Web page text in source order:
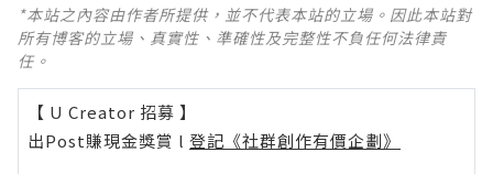
*本站之內容由作者所提供，並不代表本站的立場。因此本站對
所有博客的立場、真實性、準確性及完整性不負任何法律責
任。
【 U Creator 招募 】
出Post賺現金獎賞 l 登記《社群創作有價企劃》